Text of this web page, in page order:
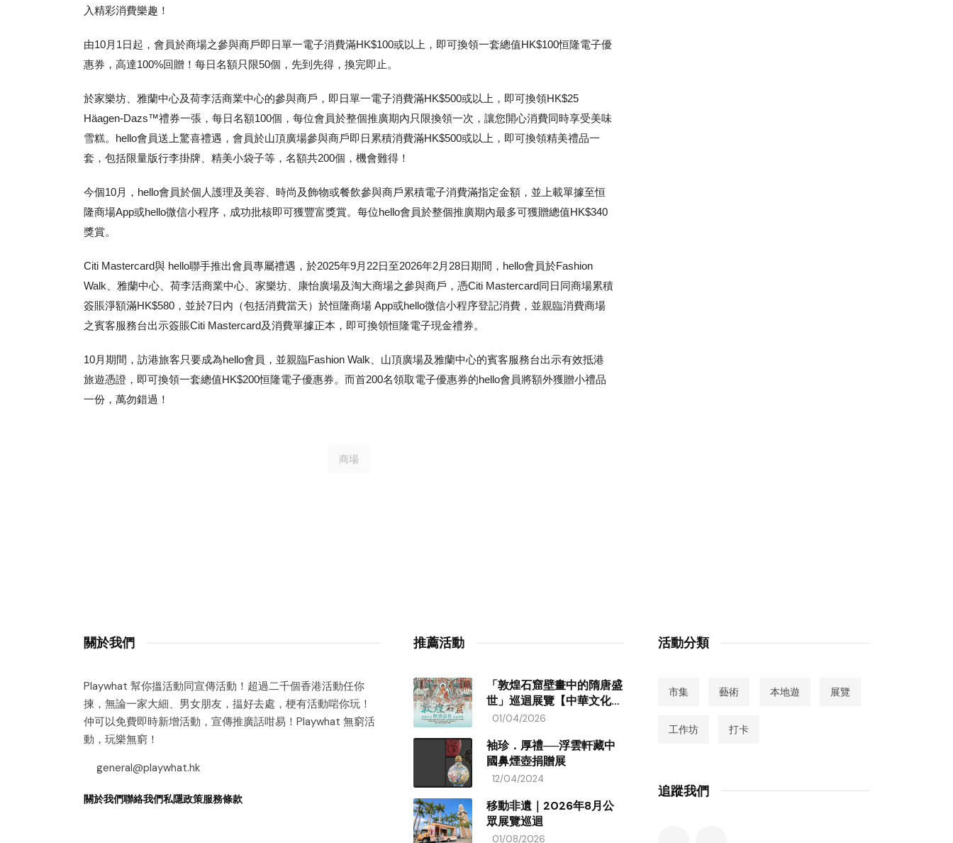
入精彩消費樂趣！
由10月1日起，會員於商場之參與商戶即日單一電子消費滿HK$100或以上，即可換領一套總值HK$100恒隆電子優
惠券，高達100%回贈！每日名額只限50個，先到先得，換完即止。
於家樂坊、雅蘭中心及荷李活商業中心的參與商戶，即日單一電子消費滿HK$500或以上，即可換領HK$25
Häagen-Dazs™禮券一張，每日名額100個，每位會員於整個推廣期內只限換領一次，讓您開心消費同時享受美味
雪糕。hello會員送上驚喜禮遇，會員於山頂廣場參與商戶即日累積消費滿HK$500或以上，即可換領精美禮品一
套，包括限量版行李掛牌、精美小袋子等，名額共200個，機會難得！
今個10月，hello會員於個人護理及美容、時尚及飾物或餐飲參與商戶累積電子消費滿指定金額，並上載單據至恒
隆商場App或hello微信小程序，成功批核即可獲豐富獎賞。每位hello會員於整個推廣期內最多可獲贈總值HK$340
獎賞。
Citi Mastercard與 hello聯手推出會員專屬禮遇，於2025年9月22日至2026年2月28日期間，hello會員於Fashion
Walk、雅蘭中心、荷李活商業中心、家樂坊、康怡廣場及淘大商場之參與商戶，憑Citi Mastercard同日同商場累積
簽賬淨額滿HK$580，並於7日内（包括消費當天）於恒隆商場 App或hello微信小程序登記消費，並親臨消費商場
之賓客服務台出示簽賬Citi Mastercard及消費單據正本，即可換領恒隆電子現金禮券。
10月期間，訪港旅客只要成為hello會員，並親臨Fashion Walk、山頂廣場及雅蘭中心的賓客服務台出示有效抵港
旅遊憑證，即可換領一套總值HK$200恒隆電子優惠券。而首200名領取電子優惠券的hello會員將額外獲贈小禮品
一份，萬勿錯過！
商場
關於我們
Playwhat 幫你搵活動同宣傳活動！超過二千個香港活動任你
揀，無論一家大細、男女朋友，揾好去處，梗有活動啱你玩！
仲可以免費即時新增活動，宣傳推廣話咁易！Playwhat 無窮活
動，玩樂無窮！
general@playwhat.hk
關於我們聯絡我們私隱政策服務條款
推薦活動
「敦煌石窟壁畫中的隋唐盛
世」巡迴展覽【中華文化節
2026】
01/04/2026
袖珍．厚禮──浮雲軒藏中
國鼻煙壺捐贈展
12/04/2024
移動非遺｜2026年8月公
眾展覽巡迴
01/08/2026
活動分類
市集 藝術 本地遊 展覽
工作坊 打卡
追蹤我們